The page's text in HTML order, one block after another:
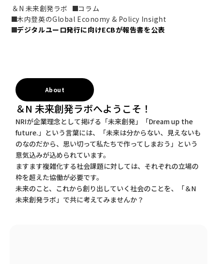
＆N 未来創発ラボ
コラム
木内登英のGlobal Economy & Policy Insight
デジタルユーロ発行に向けECBが報告書を公表
About
＆N 未来創発ラボへようこそ！
NRIが企業理念として掲げる「未来創発」「Dream up the
future.」という言葉には、「未来は分からない、見えないも
のなのだから、思い切って私たちで作ってしまおう」という
意気込みが込められています。
ますます複雑化する社会課題に対しては、それぞれの立場の
枠を超えた協働が必要です。
未来のこと、これから創り出していく社会のことを、「＆N
未来創発ラボ」で共に考えてみませんか？